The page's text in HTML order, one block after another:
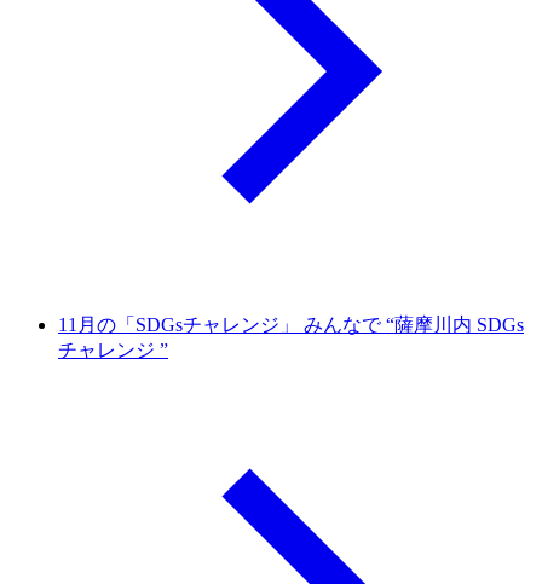
11月の「SDGsチャレンジ」 みんなで “薩摩川内 SDGs
チャレンジ ”